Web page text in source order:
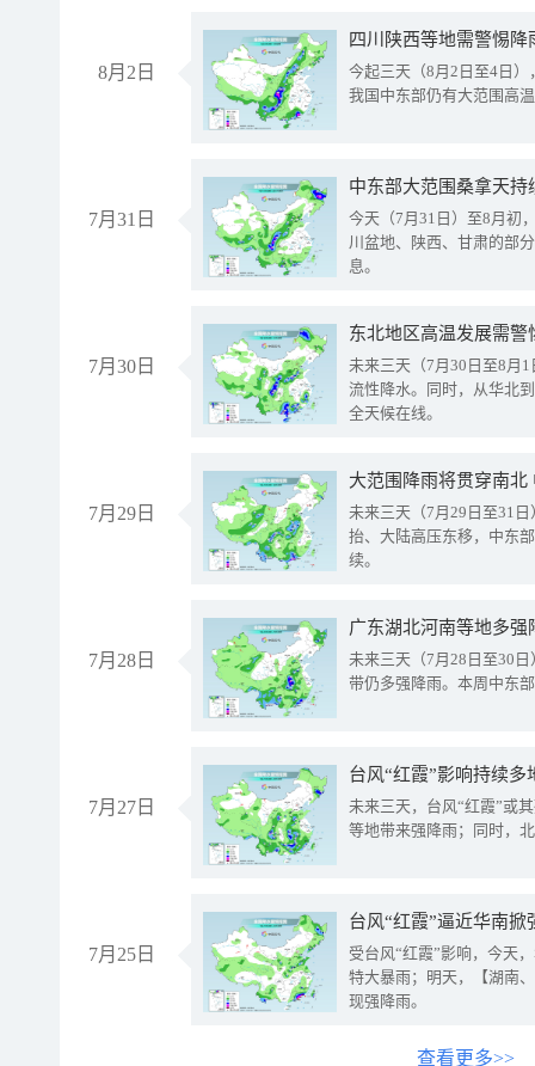
8月2日
今起三天（8月2日至4日
我国中东部仍有大范围高
7月31日
中东部大范围桑拿天
今天（7月31日）至8月初
川盆地、陕西、甘肃的部
息。
7月30日
东北地区高温发展需
未来三天（7月30日至8月
流性降水。同时，从华北
全天候在线。
7月29日
大范围降雨将贯穿南
未来三天（7月29日至31
抬、大陆高压东移，中东
续。
7月28日
广东湖北河南等地多
未来三天（7月28日至30
带仍多强降雨。本周中东
7月27日
台风“红霞”影响持续
未来三天，台风“红霞”或
等地带来强降雨；同时，
7月25日
台风“红霞”逼近华南
受台风“红霞”影响，今天
特大暴雨；明天，【湖南
现强降雨。
查看更多>>